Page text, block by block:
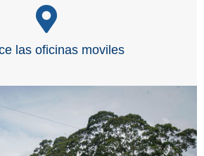
las oficinas moviles